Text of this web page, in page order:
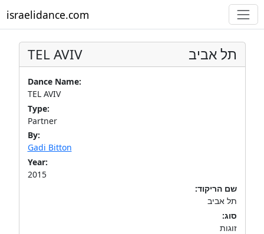
israelidance.com
TEL AVIV תל אביב
Dance Name:
TEL AVIV
Type:
Partner
By:
Gadi Bitton
Year:
2015
שם הריקוד:
תל אביב
סוג:
זוגות